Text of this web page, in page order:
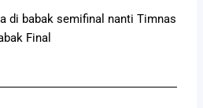
di babak semifinal nanti Timnas
Final